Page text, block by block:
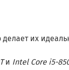
их
и Intel Core i5-